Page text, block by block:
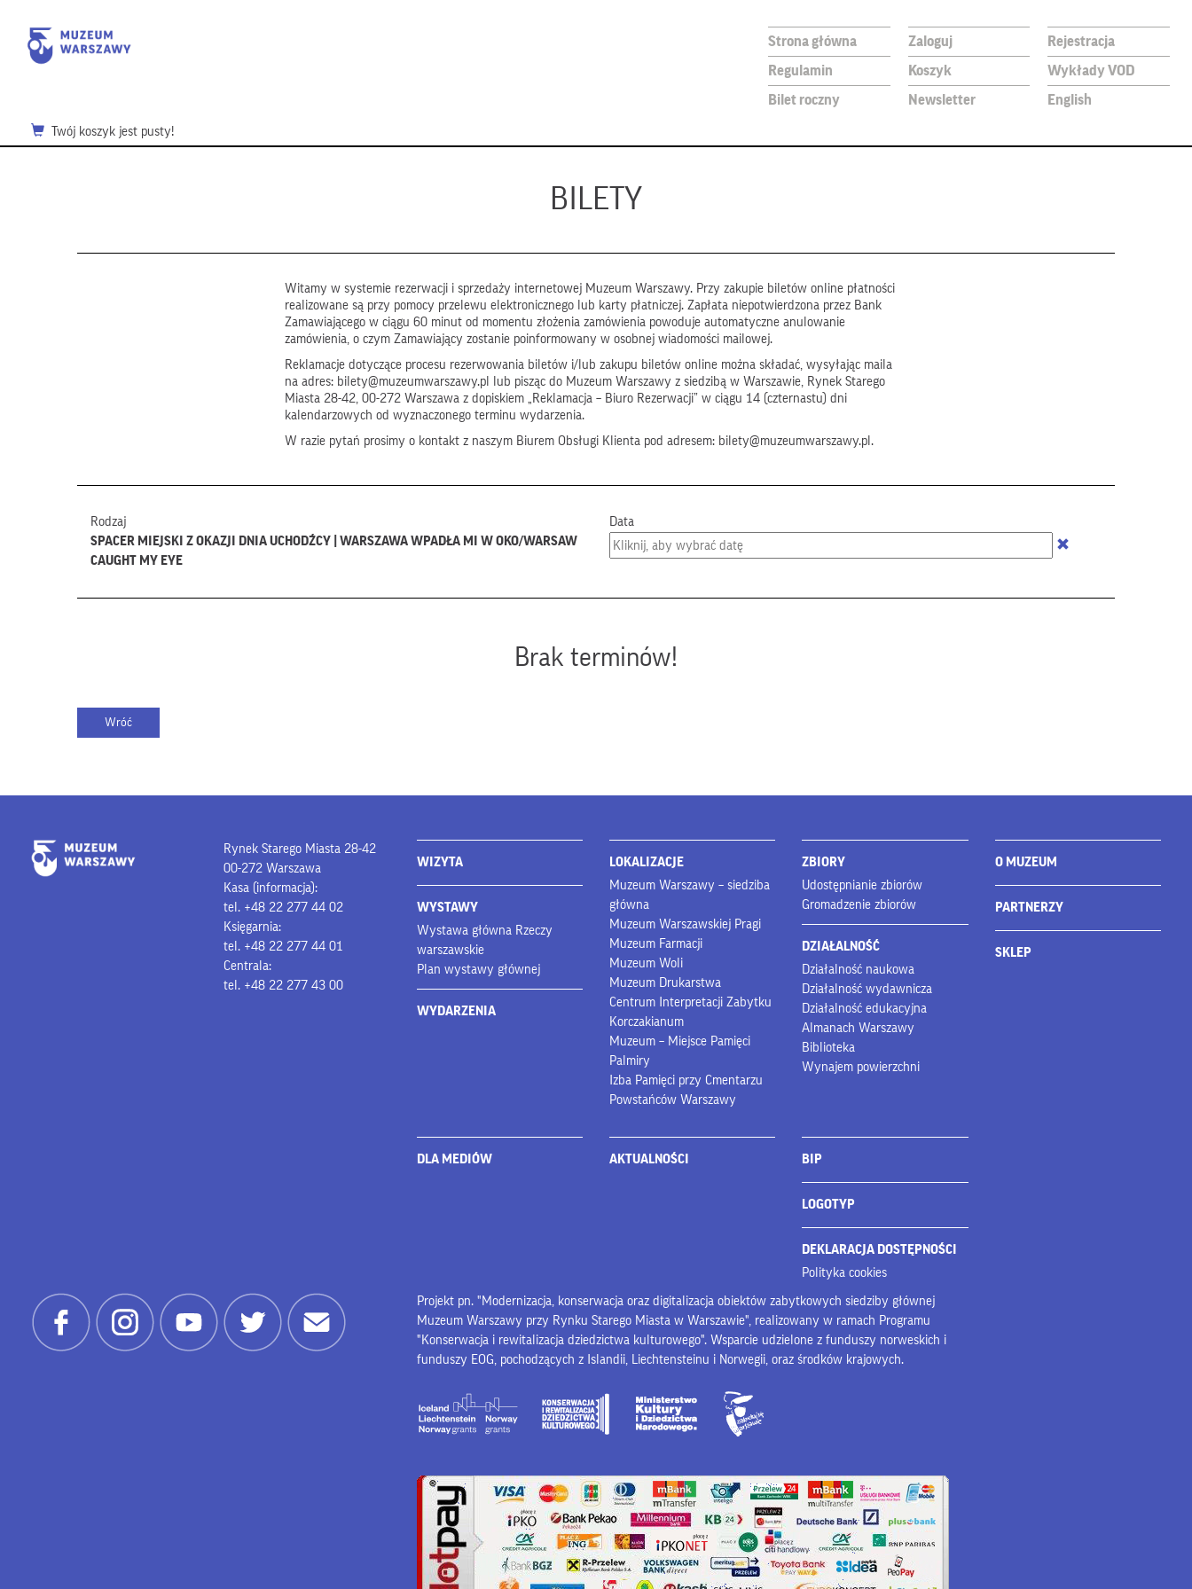
Strona główna Zaloguj
Rejestracja
Regulamin
Koszyk
Wykłady VOD
Bilet roczny
Newsletter English
Twój koszyk jest pusty!
BILETY
Witamy w systemie rezerwacji i sprzedaży internetowej Muzeum Warszawy. Przy zakupie biletów online płatności
realizowane są przy pomocy przelewu elektronicznego lub karty płatniczej. Zapłata niepotwierdzona przez Bank
Zamawiającego w ciągu 60 minut od momentu złożenia zamówienia powoduje automatyczne anulowanie
zamówienia, o czym Zamawiający zostanie poinformowany w osobnej wiadomości mailowej.
Reklamacje dotyczące procesu rezerwowania biletów i/lub zakupu biletów online można składać, wysyłając maila
na adres: bilety@muzeumwarszawy.pl lub pisząc do Muzeum Warszawy z siedzibą w Warszawie, Rynek Starego
Miasta 28-42, 00-272 Warszawa z dopiskiem „Reklamacja – Biuro Rezerwacji” w ciągu 14 (czternastu) dni
kalendarzowych od wyznaczonego terminu wydarzenia.
W razie pytań prosimy o kontakt z naszym Biurem Obsługi Klienta pod adresem: bilety@muzeumwarszawy.pl.
Rodzaj
SPACER MIEJSKI Z OKAZJI DNIA UCHODŹCY | WARSZAWA WPADŁA MI W OKO/WARSAW
CAUGHT MY EYE
Data
Brak terminów!
Rynek Starego Miasta 28-42
00-272 Warszawa
Kasa (informacja):
tel. +48 22 277 44 02
Księgarnia:
tel. +48 22 277 44 01
Centrala:
tel. +48 22 277 43 00
WIZYTA
WYSTAWY
Wystawa główna Rzeczy
warszawskie
Plan wystawy głównej
WYDARZENIA
LOKALIZACJE
Muzeum Warszawy – siedziba
główna
Muzeum Warszawskiej Pragi
Muzeum Farmacji
Muzeum Woli
Muzeum Drukarstwa
Centrum Interpretacji Zabytku
Korczakianum
Muzeum – Miejsce Pamięci
Palmiry
Izba Pamięci przy Cmentarzu
Powstańców Warszawy
ZBIORY
Udostępnianie zbiorów
Gromadzenie zbiorów
DZIAŁALNOŚĆ
Działalność naukowa
Działalność wydawnicza
Działalność edukacyjna
Almanach Warszawy
Biblioteka
Wynajem powierzchni
O MUZEUM
PARTNERZY
SKLEP
DLA MEDIÓW AKTUALNOŚCI BIP
LOGOTYP
DEKLARACJA DOSTĘPNOŚCI
Polityka cookies
Projekt pn. "Modernizacja, konserwacja oraz digitalizacja obiektów zabytkowych siedziby głównej
Muzeum Warszawy przy Rynku Starego Miasta w Warszawie", realizowany w ramach Programu
"Konserwacja i rewitalizacja dziedzictwa kulturowego". Wsparcie udzielone z funduszy norweskich i
funduszy EOG, pochodzących z Islandii, Liechtensteinu i Norwegii, oraz środków krajowych.